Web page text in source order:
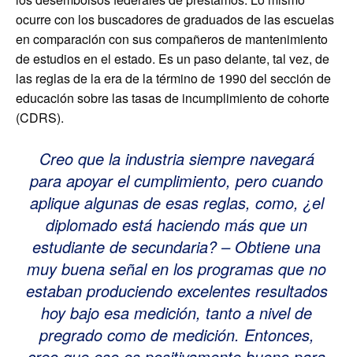
ocurre con los buscadores de graduados de las escuelas
en comparación con sus compañeros de mantenimiento
de estudios en el estado. Es un paso delante, tal vez, de
las reglas de la era de la término de 1990 del sección de
educación sobre las tasas de incumplimiento de cohorte
(CDRS).
Creo que la industria siempre navegará
para apoyar el cumplimiento, pero cuando
aplique algunas de esas reglas, como, ¿el
diplomado está haciendo más que un
estudiante de secundaria? – Obtiene una
muy buena señal en los programas que no
estaban produciendo excelentes resultados
hoy bajo esa medición, tanto a nivel de
pregrado como de medición. Entonces,